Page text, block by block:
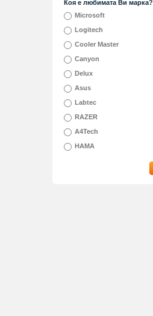
Коя е любимата Ви марка?
Microsoft
Logitech
Cooler Master
Canyon
Delux
Asus
Labtec
RAZER
A4Tech
HAMA